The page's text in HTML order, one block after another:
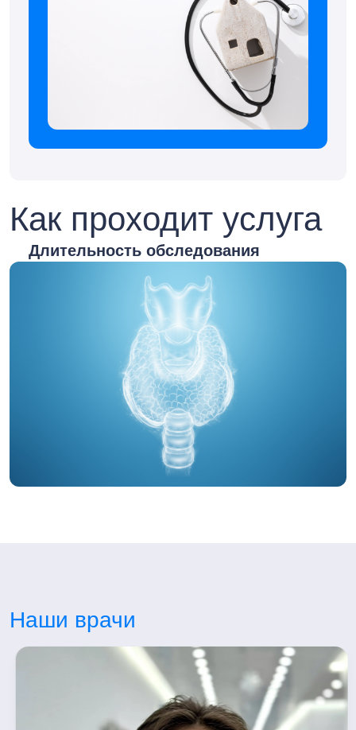
Как проходит услуга
Длительность обследования
Наши врачи